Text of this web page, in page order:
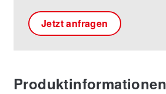
Jetzt anfragen
Produktinformationen